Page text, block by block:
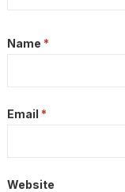
Name *
Email *
Website